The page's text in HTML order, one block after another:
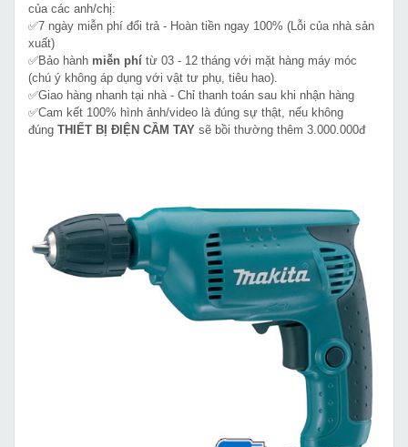
của các anh/chị:
✅7 ngày miễn phí đổi trả - Hoàn tiền ngay 100% (Lỗi của nhà sản
xuất)
✅Bảo hành miễn phí từ 03 - 12 tháng với mặt hàng máy móc
(chú ý không áp dụng với vật tư phụ, tiêu hao).
✅Giao hàng nhanh tại nhà - Chỉ thanh toán sau khi nhận hàng
✅Cam kết 100% hình ảnh/video là đúng sự thật, nếu không
đúng THIẾT BỊ ĐIỆN CẦM TAY sẽ bồi thường thêm 3.000.000đ